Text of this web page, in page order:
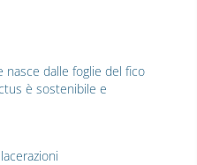
nasce dalle foglie del fico
è sostenibile e